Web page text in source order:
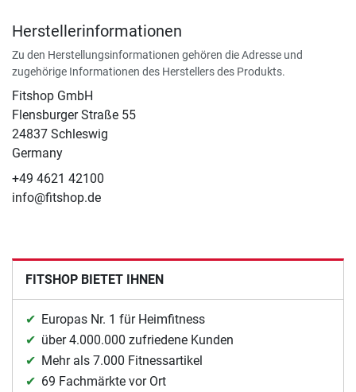
Herstellerinformationen
Zu den Herstellungsinformationen gehören die Adresse und
zugehörige Informationen des Herstellers des Produkts.
Fitshop GmbH
Flensburger Straße 55
24837 Schleswig
Germany
+49 4621 42100
info@fitshop.de
FITSHOP BIETET IHNEN
Europas Nr. 1 für Heimfitness
über 4.000.000 zufriedene Kunden
Mehr als 7.000 Fitnessartikel
69 Fachmärkte vor Ort